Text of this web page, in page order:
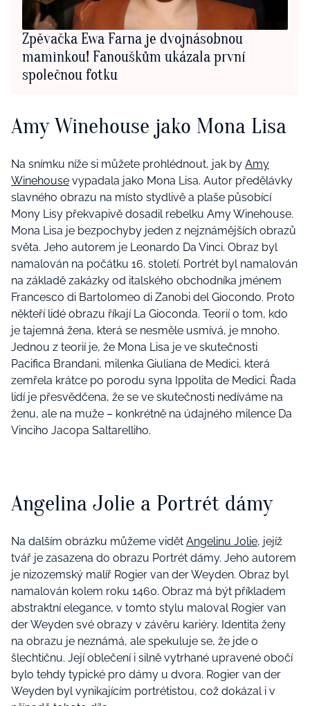
Zpěvačka Ewa Farna je dvojnásobnou
maminkou! Fanouškům ukázala první
společnou fotku
Amy Winehouse jako Mona Lisa
Na snímku níže si můžete prohlédnout, jak by Amy
Winehouse vypadala jako Mona Lisa. Autor předělávky
slavného obrazu na místo stydlivě a plaše působící
Mony Lisy překvapivě dosadil rebelku Amy Winehouse.
Mona Lisa je bezpochyby jeden z nejznámějších obrazů
světa. Jeho autorem je Leonardo Da Vinci. Obraz byl
namalován na počátku 16. století. Portrét byl namalován
na základě zakázky od italského obchodníka jménem
Francesco di Bartolomeo di Zanobi del Giocondo. Proto
někteří lidé obrazu říkají La Gioconda. Teorií o tom, kdo
je tajemná žena, která se nesměle usmívá, je mnoho.
Jednou z teorií je, že Mona Lisa je ve skutečnosti
Pacifica Brandani, milenka Giuliana de Medici, která
zemřela krátce po porodu syna Ippolita de Medici. Řada
lidí je přesvědčena, že se ve skutečnosti nedíváme na
ženu, ale na muže – konkrétně na údajného milence Da
Vinciho Jacopa Saltarelliho.
Angelina Jolie a Portrét dámy
Na dalším obrázku můžeme vidět Angelinu Jolie, jejíž
tvář je zasazena do obrazu Portrét dámy. Jeho autorem
je nizozemský malíř Rogier van der Weyden. Obraz byl
namalován kolem roku 1460. Obraz má být příkladem
abstraktní elegance, v tomto stylu maloval Rogier van
der Weyden své obrazy v závěru kariéry. Identita ženy
na obrazu je neznámá, ale spekuluje se, že jde o
šlechtičnu. Její oblečení i silně vytrhané upravené obočí
bylo tehdy typické pro dámy u dvora. Rogier van der
Weyden byl vynikajícím portrétistou, což dokázal i v